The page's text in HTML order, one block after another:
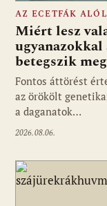
AZ ECETFÁK
Miért lesz
betegszik
Fontos áttörést
az örökölt
a daganatok…
2026.08.06.